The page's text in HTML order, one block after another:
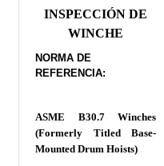
INSPECCIÓN DE
WINCHE
NORMA DE
REFERENCIA:
ASME B30.7 Winches
(Formerly Titled Base-
Mounted Drum Hoists)